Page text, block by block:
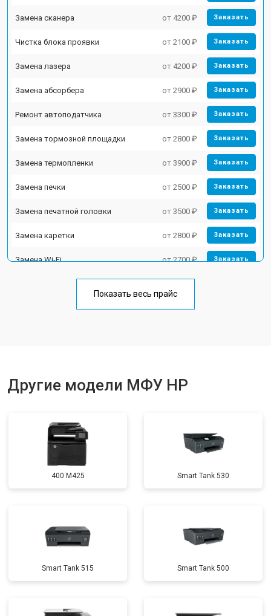
Замена сканера от 4200 ₽ Заказать
Чистка блока проявки от 2100 ₽ Заказать
Замена лазера от 4200 ₽ Заказать
Замена абсорбера от 2900 ₽ Заказать
Ремонт автоподатчика от 3300 ₽ Заказать
Замена тормозной площадки от 2800 ₽ Заказать
Замена термопленки от 3900 ₽ Заказать
Замена печки от 2500 ₽ Заказать
Замена печатной головки от 3500 ₽ Заказать
Замена каретки от 2800 ₽ Заказать
Замена Wi-Fi от 2700 ₽ Заказать
от 3500 ₽
Показать весь прайс
Другие модели МФУ HP
400 M425 Smart Tank 530
Smart Tank 515 Smart Tank 500